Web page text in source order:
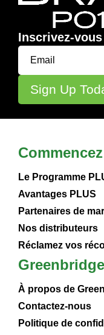
Inscrivez-
Le Programme
Avantages PLUS
Partenaires de
Nos distributeurs
Réclamez vos
À propos de
Contactez-nous
Politique de